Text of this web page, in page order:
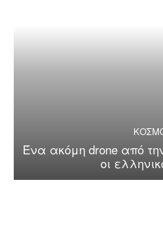
Ένα ακόμη drone από
οι